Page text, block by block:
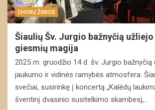
CHORŲ ŽINIOS
Šiaulių Šv. Jurgio bažnyčią
giesmių magija
2025 m. gruodžio 14 d. šv. Jurgio bažnyčią
jaukumo ir vidinės ramybės atmosfera.
svečiai, susirinkę į koncertą „Kalėdų
šventinį dvasinio susitelkimo skambesį,…